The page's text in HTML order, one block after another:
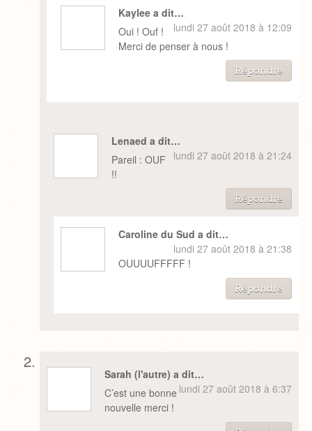
Kaylee a dit…
lundi 27 août 2018 à 12:09
Oui ! Ouf !
Merci de penser à nous !
Répondre
Lenaed a dit…
lundi 27 août 2018 à 21:24
Pareil : OUF
!!
Répondre
Caroline du Sud a dit…
lundi 27 août 2018 à 21:38
OUUUUFFFFF !
Répondre
Sarah (l'autre) a dit…
lundi 27 août 2018 à 6:37
C’est une bonne
nouvelle merci !